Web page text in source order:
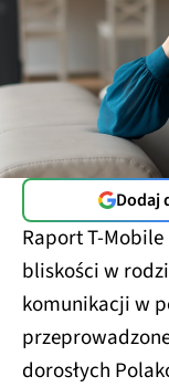
Dodaj
Raport T-
bliskości w
komunikacji w
dorosłych